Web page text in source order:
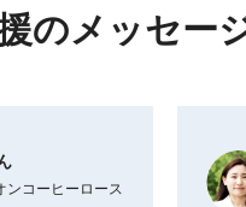
のメッセー
ンコーヒーロース